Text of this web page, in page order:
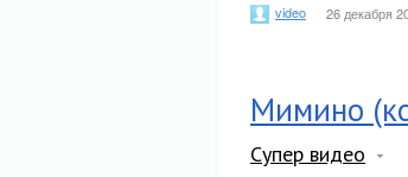
video 26 декабря
Мимино
Супер видео